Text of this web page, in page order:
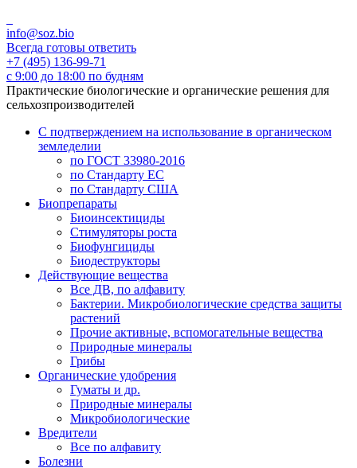
info@soz.bio
Всегда готовы ответить
+7 (495) 136-99-71
с 9:00 до 18:00 по будням
Практические биологические и органические решения для
сельхозпроизводителей
С подтверждением на использование в органическом
земледелии
по ГОСТ 33980-2016
по Стандарту ЕС
по Стандарту США
Биопрепараты
Биоинсектициды
Стимуляторы роста
Биофунгициды
Биодеструкторы
Действующие вещества
Все ДВ, по алфавиту
Бактерии. Микробиологические средства защиты
растений
Прочие активные, вспомогательные вещества
Природные минералы
Грибы
Органические удобрения
Гуматы и др.
Природные минералы
Микробиологические
Вредители
Все по алфавиту
Болезни